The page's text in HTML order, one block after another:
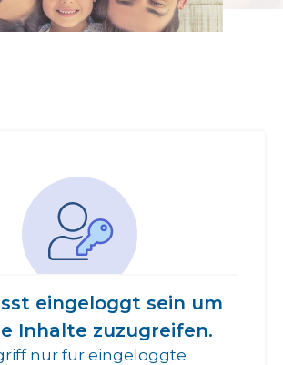
eingeloggt sein um
Inhalte zuzugreifen.
nur für eingeloggte